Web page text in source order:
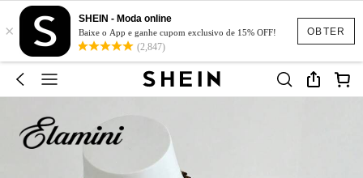
OBTER
×
SHEIN - Moda online
Baixe o App e ganhe cupom exclusivo de 15% OFF!
(2,847)